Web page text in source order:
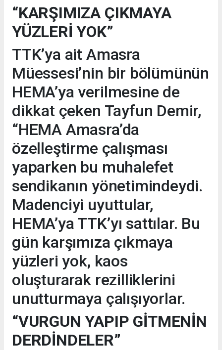
“KARŞIMIZA ÇIKMAYA
YÜZLERİ YOK”
TTK’ya ait Amasra
Müessesi’nin bir bölümünün
HEMA’ya verilmesine de
dikkat çeken Tayfun Demir,
“HEMA Amasra’da
özelleştirme çalışması
yaparken bu muhalefet
sendikanın yönetimindeydi.
Madenciyi uyuttular,
HEMA’ya TTK’yı sattılar. Bu
gün karşımıza çıkmaya
yüzleri yok, kaos
oluşturarak rezilliklerini
unutturmaya çalışıyorlar.
“VURGUN YAPIP GİTMENİN
DERDİNDELER”